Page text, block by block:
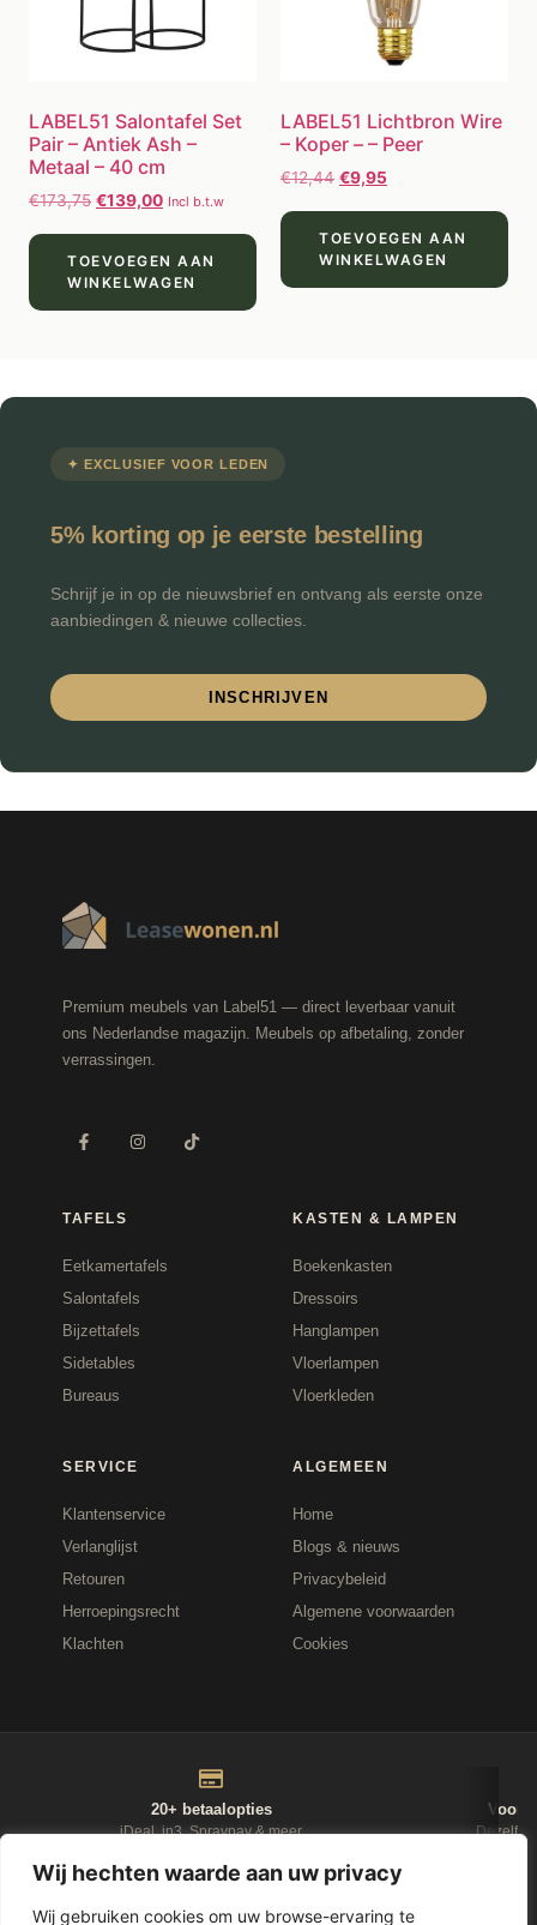
Wij hechten waarde aan uw privacy
Wij gebruiken cookies om uw browse-ervaring te
LABEL51 Salontafel Set
Pair – Antiek Ash –
Metaal – 40 cm
€173,75 €139,00 Incl b.t.w
TOEVOEGEN AAN
WINKELWAGEN
LABEL51 Lichtbron Wire
– Koper – – Peer
€12,44 €9,95
TOEVOEGEN AAN
WINKELWAGEN
✦ EXCLUSIEF VOOR LEDEN
5% korting op je eerste bestelling
Schrijf je in op de nieuwsbrief en ontvang als eerste onze
aanbiedingen & nieuwe collecties.
INSCHRIJVEN
Premium meubels van Label51 — direct leverbaar vanuit
ons Nederlandse magazijn. Meubels op afbetaling, zonder
verrassingen.
TAFELS
Eetkamertafels
Salontafels
Bijzettafels
Sidetables
Bureaus
KASTEN & LAMPEN
Boekenkasten
Dressoirs
Hanglampen
Vloerlampen
Vloerkleden
SERVICE
Klantenservice
Verlanglijst
Retouren
Herroepingsrecht
Klachten
ALGEMEEN
Home
Blogs & nieuws
Privacybeleid
Algemene voorwaarden
Cookies
20+ betaalopties
iDeal, in3, Spraypay & meer
Voor
NIEUWSBRIEF